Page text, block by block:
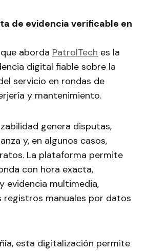
de evidencia verificable en
aborda PatrolTech es la
digital fiable sobre la
servicio en rondas de
y mantenimiento.
genera disputas,
y, en algunos casos,
La plataforma permite
con hora exacta,
evidencia multimedia,
registros manuales por datos
esta digitalización permite